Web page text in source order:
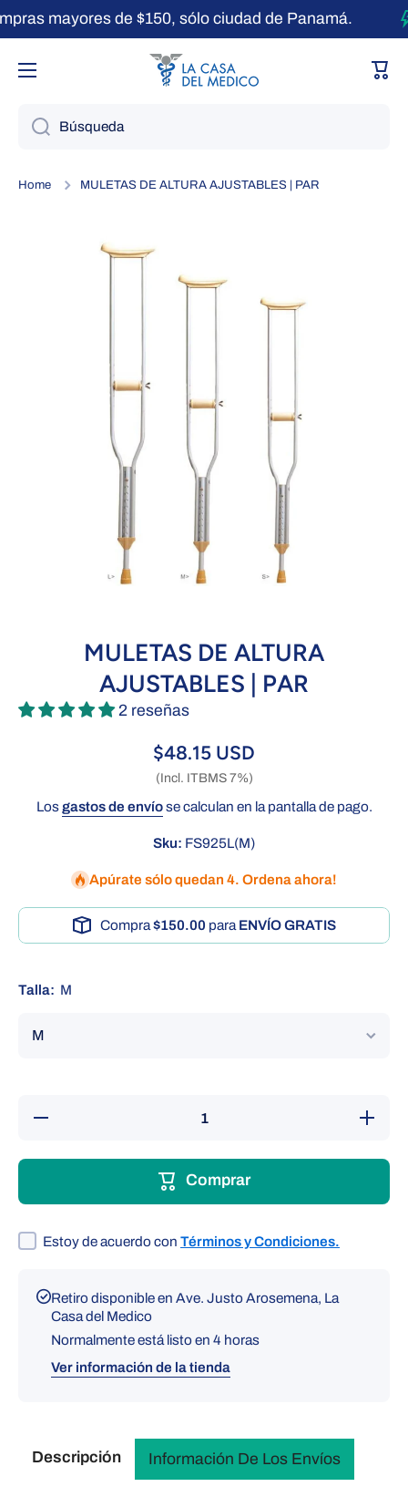
Ir directamente al contenido
mayores de $150, sólo ciudad de Panamá.
Búsqueda
Home MULETAS DE ALTURA AJUSTABLES | PAR
MULETAS DE ALTURA
AJUSTABLES | PAR
2 reseñas
$48.15 USD
(Incl. ITBMS 7%)
Losgastos de envíose calculan en la pantalla de pago.
Sku: FS925L(M)
Apúrate sólo quedan 4. Ordena ahora!
Compra$150.00 para ENVÍO GRATIS
Talla: M
Comprar
Estoy de acuerdo con Términos y Condiciones.
Retiro disponible enAve. Justo Arosemena, La
Casa del Medico
Normalmente está listo en 4 horas
Ver información de la tienda
Descripción Información De Los Envíos